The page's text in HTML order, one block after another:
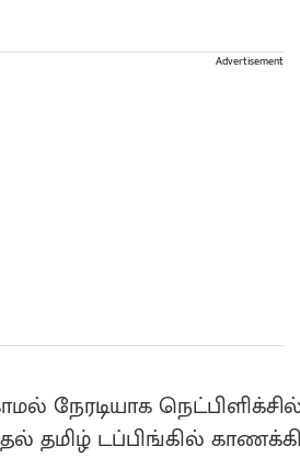
Advertisement
நேரடியாக
முதல் தமிழ் டப்பிங்கில்